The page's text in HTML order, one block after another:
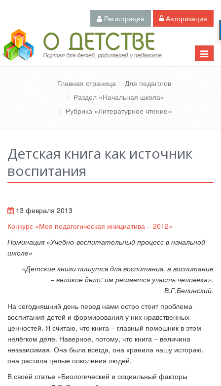
Регистрация Авторизация
Toggle
Педагогический портал «О детстве»
Главная страница
Для педагогов
Раздел «Начальная школа»
Рубрика «Литературное чтение»
Детская книга как источник
воспитания
13 февраля 2013
Конкурс «Моя педагогическая инициатива – 2012»
Номинация «Учебно-воспитательный процесс в начальной
школе»
«Детские книги пишутся для воспитания, а воспитание
− великое дело: им решается участь человека».
В.Г.Белинский.
На сегодняшний день перед нами остро стоит проблема
воспитания детей и формирования у них нравственных
ценностей. Я считаю, что книга − главный помошник в этом
нелёгком деле. Наверное, потому, что книга − величина
независимая. Она была всегда, она хранила нашу историю,
она растила целые поколения людей.
В своей статье «Биологический и социальный факторы